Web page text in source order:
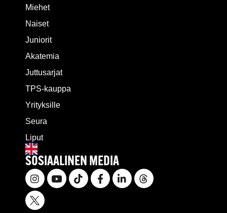
Miehet
Naiset
Juniorit
Akatemia
Juttusarjat
TPS-kauppa
Yrityksille
Seura
Liput
SOSIAALINEN MEDIA